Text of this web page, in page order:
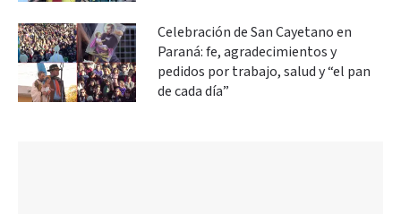
Celebración de San Cayetano en
Paraná: fe, agradecimientos y
pedidos por trabajo, salud y “el pan
de cada día”